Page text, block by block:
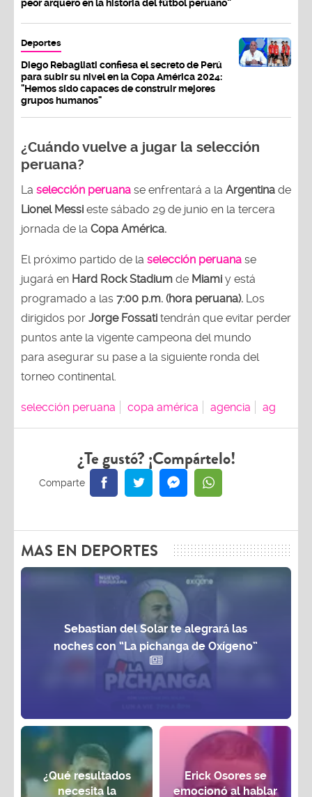
peor arquero en la historia del fútbol peruano”
Deportes
Diego Rebagliati confiesa el secreto de Perú
para subir su nivel en la Copa América 2024:
"Hemos sido capaces de construir mejores
grupos humanos"
¿Cuándo vuelve a jugar la selección
peruana?
La selección peruana se enfrentará a la Argentina de
Lionel Messi este sábado 29 de junio en la tercera
jornada de la Copa América.
El próximo partido de la selección peruana se
jugará en Hard Rock Stadium de Miami y está
programado a las 7:00 p.m. (hora peruana). Los
dirigidos por Jorge Fossati tendrán que evitar perder
puntos ante la vigente campeona del mundo
para asegurar su pase a la siguiente ronda del
torneo continental.
selección peruana copa américa agencia ag
¿Te gustó? ¡Compártelo!
MAS EN DEPORTES
Sebastian del Solar te alegrará las
noches con “La pichanga de Oxígeno”
¿Qué resultados
necesita la
Erick Osores se
emocionó al hablar